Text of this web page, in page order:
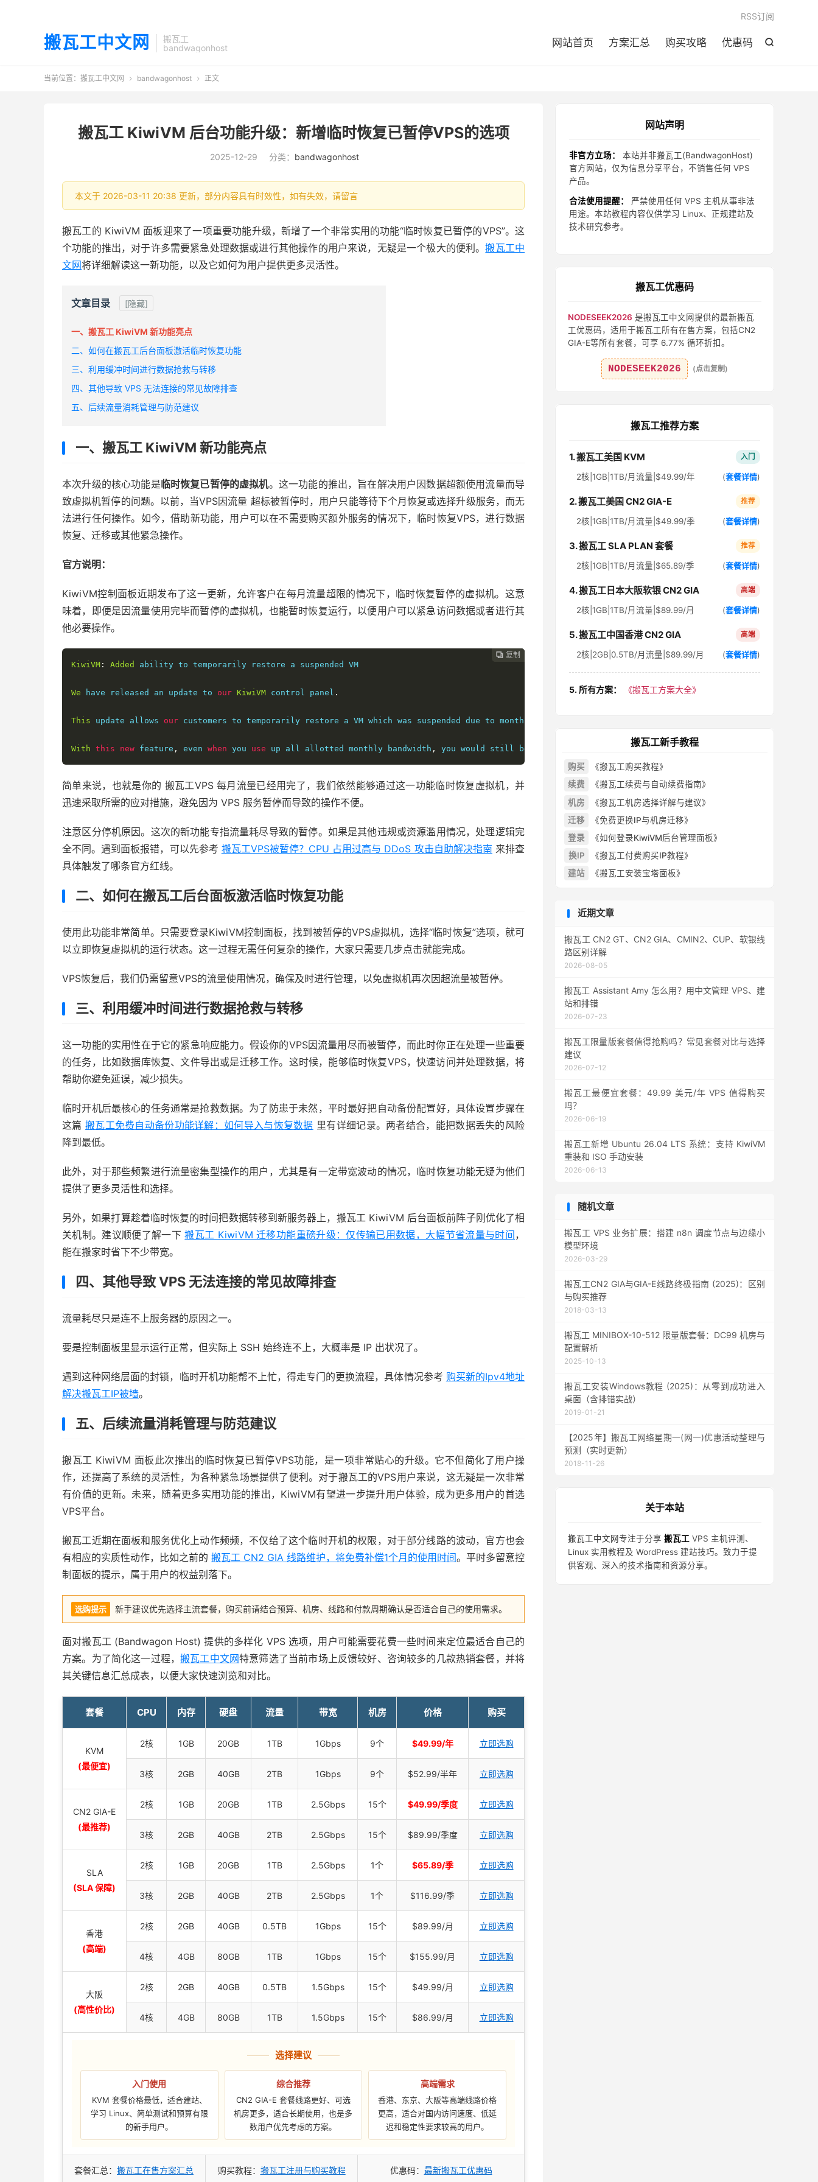
搬瓦工中文网
搬瓦工
bandwagonhost

网站首页 方案汇总 购买攻略 优惠码
RSS订阅
当前位置： 搬瓦工中文网  bandwagonhost  正文
搬瓦工 KiwiVM 后台功能升级：新增临时恢复已暂停VPS的选项
2025-12-29 分类： bandwagonhost
本文于 2026-03-11 20:38 更新，部分内容具有时效性，如有失效，请留言
搬瓦工的 KiwiVM 面板迎来了一项重要功能升级，新增了一个非常实用的功能“临时恢复已暂停的VPS”。这
个功能的推出，对于许多需要紧急处理数据或进行其他操作的用户来说，无疑是一个极大的便利。搬瓦工中
文网将详细解读这一新功能，以及它如何为用户提供更多灵活性。
文章目录 [隐藏]
一、搬瓦工 KiwiVM 新功能亮点
二、如何在搬瓦工后台面板激活临时恢复功能
三、利用缓冲时间进行数据抢救与转移
四、其他导致 VPS 无法连接的常见故障排查
五、后续流量消耗管理与防范建议
一、搬瓦工 KiwiVM 新功能亮点
本次升级的核心功能是临时恢复已暂停的虚拟机。这一功能的推出，旨在解决用户因数据超额使用流量而导
致虚拟机暂停的问题。以前，当VPS因流量 超标被暂停时，用户只能等待下个月恢复或选择升级服务，而无
法进行任何操作。如今，借助新功能，用户可以在不需要购买额外服务的情况下，临时恢复VPS，进行数据
恢复、迁移或其他紧急操作。
官方说明：
KiwiVM控制面板近期发布了这一更新，允许客户在每月流量超限的情况下，临时恢复暂停的虚拟机。这意
味着，即便是因流量使用完毕而暂停的虚拟机，也能暂时恢复运行，以便用户可以紧急访问数据或者进行其
他必要操作。
 复制
 复制
 复制
KiwiVM : Added ability to temporarily restore a suspended VM
We have released an update to our KiwiVM control panel .
This update allows our customers to temporarily restore a VM which was suspended due to monthly data over
With this new feature , even when you use up all allotted monthly bandwidth , you would still be able to temporarily resume the VM
简单来说，也就是你的 搬瓦工VPS 每月流量已经用完了，我们依然能够通过这一功能临时恢复虚拟机，并
迅速采取所需的应对措施，避免因为 VPS 服务暂停而导致的操作不便。
注意区分停机原因。这次的新功能专指流量耗尽导致的暂停。如果是其他违规或资源滥用情况，处理逻辑完
全不同。遇到面板报错，可以先参考 搬瓦工VPS被暂停？CPU 占用过高与 DDoS 攻击自助解决指南 来排查
具体触发了哪条官方红线。
二、如何在搬瓦工后台面板激活临时恢复功能
使用此功能非常简单。只需要登录KiwiVM控制面板，找到被暂停的VPS虚拟机，选择“临时恢复”选项，就可
以立即恢复虚拟机的运行状态。这一过程无需任何复杂的操作，大家只需要几步点击就能完成。
VPS恢复后，我们仍需留意VPS的流量使用情况，确保及时进行管理，以免虚拟机再次因超流量被暂停。
三、利用缓冲时间进行数据抢救与转移
这一功能的实用性在于它的紧急响应能力。假设你的VPS因流量用尽而被暂停，而此时你正在处理一些重要
的任务，比如数据库恢复、文件导出或是迁移工作。这时候，能够临时恢复VPS，快速访问并处理数据，将
帮助你避免延误，减少损失。
临时开机后最核心的任务通常是抢救数据。为了防患于未然，平时最好把自动备份配置好，具体设置步骤在
这篇 搬瓦工免费自动备份功能详解：如何导入与恢复数据 里有详细记录。两者结合，能把数据丢失的风险
降到最低。
此外，对于那些频繁进行流量密集型操作的用户，尤其是有一定带宽波动的情况，临时恢复功能无疑为他们
提供了更多灵活性和选择。
另外，如果打算趁着临时恢复的时间把数据转移到新服务器上，搬瓦工 KiwiVM 后台面板前阵子刚优化了相
关机制。建议顺便了解一下搬瓦工 KiwiVM 迁移功能重磅升级：仅传输已用数据，大幅节省流量与时间 ，
能在搬家时省下不少带宽。
四、其他导致 VPS 无法连接的常见故障排查
流量耗尽只是连不上服务器的原因之一。
要是控制面板里显示运行正常，但实际上 SSH 始终连不上，大概率是 IP 出状况了。
遇到这种网络层面的封锁，临时开机功能帮不上忙，得走专门的更换流程，具体情况参考 购买新的Ipv4地址
解决搬瓦工IP被墙。
五、后续流量消耗管理与防范建议
搬瓦工 KiwiVM 面板此次推出的临时恢复已暂停VPS功能，是一项非常贴心的升级。它不但简化了用户操
作，还提高了系统的灵活性，为各种紧急场景提供了便利。对于搬瓦工的VPS用户来说，这无疑是一次非常
有价值的更新。未来，随着更多实用功能的推出，KiwiVM有望进一步提升用户体验，成为更多用户的首选
VPS平台。
搬瓦工近期在面板和服务优化上动作频频，不仅给了这个临时开机的权限，对于部分线路的波动，官方也会
有相应的实质性动作，比如之前的 搬瓦工 CN2 GIA 线路维护，将免费补偿1个月的使用时间。平时多留意控
制面板的提示，属于用户的权益别落下。
选购提示 新手建议优先选择主流套餐，购买前请结合预算、机房、线路和付款周期确认是否适合自己的使用需求。
面对搬瓦工 (Bandwagon Host) 提供的多样化 VPS 选项，用户可能需要花费一些时间来定位最适合自己的
方案。为了简化这一过程，搬瓦工中文网特意筛选了当前市场上反馈较好、咨询较多的几款热销套餐，并将
其关键信息汇总成表，以便大家快速浏览和对比。
套餐 CPU 内存 硬盘 流量 带宽 机房 价格 购买
KVM
(最便宜)
2核 1GB 20GB 1TB 1Gbps 9个 $49.99/年 立即选购
3核 2GB 40GB 2TB 1Gbps 9个 $52.99/半年 立即选购
CN2 GIA-E
(最推荐)
2核 1GB 20GB 1TB 2.5Gbps 15个 $49.99/季度 立即选购
3核 2GB 40GB 2TB 2.5Gbps 15个 $89.99/季度 立即选购
SLA
(SLA 保障)
2核 1GB 20GB 1TB 2.5Gbps 1个 $65.89/季 立即选购
3核 2GB 40GB 2TB 2.5Gbps 1个 $116.99/季 立即选购
香港
(高端)
2核 2GB 40GB 0.5TB 1Gbps 15个 $89.99/月 立即选购
4核 4GB 80GB 1TB 1Gbps 15个 $155.99/月 立即选购
大阪
(高性价比)
2核 2GB 40GB 0.5TB 1.5Gbps 15个 $49.99/月 立即选购
4核 4GB 80GB 1TB 1.5Gbps 15个 $86.99/月 立即选购
选择建议
入门使用
KVM 套餐价格最低，适合建站、
学习 Linux、简单测试和预算有限
的新手用户。
综合推荐
CN2 GIA-E 套餐线路更好、可选
机房更多，适合长期使用，也是多
数用户优先考虑的方案。
高端需求
香港、东京、大阪等高端线路价格
更高，适合对国内访问速度、低延
迟和稳定性要求较高的用户。
套餐汇总： 搬瓦工在售方案汇总 购买教程： 搬瓦工注册与购买教程 优惠码： 最新搬瓦工优惠码
网站声明
非官方立场：
本站并非搬瓦工(BandwagonHost)
官方网站，仅为信息分享平台，不销售任何 VPS
产品。
合法使用提醒：
严禁使用任何 VPS 主机从事非法
用途。本站教程内容仅供学习 Linux、正规建站及
技术研究参考。
搬瓦工优惠码
NODESEEK2026 是搬瓦工中文网提供的最新搬瓦
工优惠码，适用于搬瓦工所有在售方案，包括CN2
GIA-E等所有套餐，可享 6.77% 循环折扣。
NODESEEK2026 (点击复制)
搬瓦工推荐方案
1. 搬瓦工美国 KVM 入门
2核|1GB|1TB/月流量|$49.99/年 (套餐详情)
2. 搬瓦工美国 CN2 GIA-E 推荐
2核|1GB|1TB/月流量|$49.99/季 (套餐详情)
3. 搬瓦工 SLA PLAN 套餐 推荐
2核|1GB|1TB/月流量|$65.89/季 (套餐详情)
4. 搬瓦工日本大阪软银 CN2 GIA 高端
2核|1GB|1TB/月流量|$89.99/月 (套餐详情)
5. 搬瓦工中国香港 CN2 GIA 高端
2核|2GB|0.5TB/月流量|$89.99/月 (套餐详情)
5. 所有方案： 《搬瓦工方案大全》
搬瓦工新手教程
购买
《搬瓦工购买教程》
续费
《搬瓦工续费与自动续费指南》
机房
《搬瓦工机房选择详解与建议》
迁移
《免费更换IP与机房迁移》
登录
《如何登录KiwiVM后台管理面板》
换IP
《搬瓦工付费购买IP教程》
建站
《搬瓦工安装宝塔面板》
近期文章
搬瓦工 CN2 GT、CN2 GIA、CMIN2、CUP、软银线
路区别详解
2026-08-05
搬瓦工 Assistant Amy 怎么用？用中文管理 VPS、建
站和排错
2026-07-23
搬瓦工限量版套餐值得抢购吗？常见套餐对比与选择
建议
2026-07-12
搬瓦工最便宜套餐：49.99 美元/年 VPS 值得购买
吗？
2026-06-19
搬瓦工新增 Ubuntu 26.04 LTS 系统：支持 KiwiVM
重装和 ISO 手动安装
2026-06-13
随机文章
搬瓦工 VPS 业务扩展：搭建 n8n 调度节点与边缘小
模型环境
2026-03-29
搬瓦工CN2 GIA与GIA-E线路终极指南 (2025)：区别
与购买推荐
2018-03-13
搬瓦工 MINIBOX-10-512 限量版套餐：DC99 机房与
配置解析
2025-10-13
搬瓦工安装Windows教程 (2025)：从零到成功进入
桌面（含排错实战）
2019-01-21
【2025年】搬瓦工网络星期一(网一)优惠活动整理与
预测（实时更新）
2018-11-26
关于本站
搬瓦工中文网专注于分享 搬瓦工 VPS 主机评测、
Linux 实用教程及 WordPress 建站技巧。致力于提
供客观、深入的技术指南和资源分享。